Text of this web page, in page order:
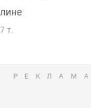
т.